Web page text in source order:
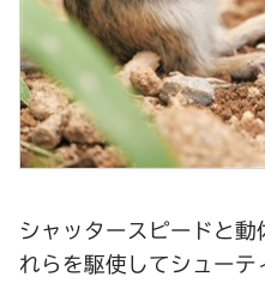
シャッタースピードと
れらを駆使してシューテ